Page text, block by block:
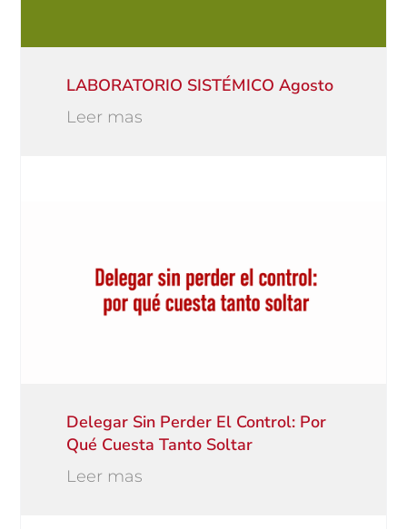
LABORATORIO SISTÉMICO Agosto
Leer mas
Delegar Sin Perder El Control: Por
Qué Cuesta Tanto Soltar
Leer mas